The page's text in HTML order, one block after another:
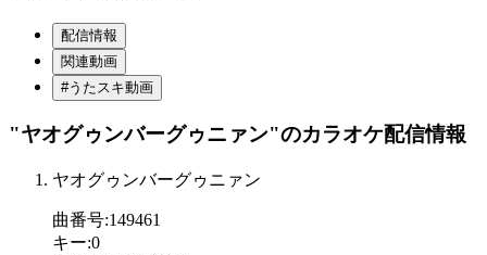
配信情報
関連動画
#うたスキ動画
"ヤオグゥンバーグゥニァン"のカラオケ配信情報
ヤオグゥンバーグゥニァン
曲番号:149461
キー:0